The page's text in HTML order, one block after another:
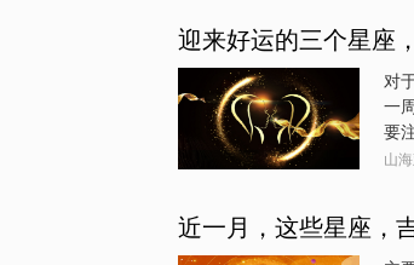
恋
旁
手
化
过
迎来好运的三个星座
对
一
要
来
会
枝
山
近一月，这些星座，